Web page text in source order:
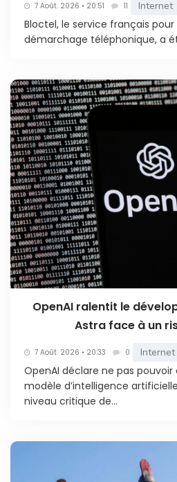
7 Août. 2026 • 20:51 11 Internet
Bloctel, le service français
démarchage téléphonique, a
OpenAI ralentit le
Astra face à un
7 Août. 2026 • 20:33 0 Internet
OpenAI déclare ne pas
modèle d’intelligence
niveau critique de...